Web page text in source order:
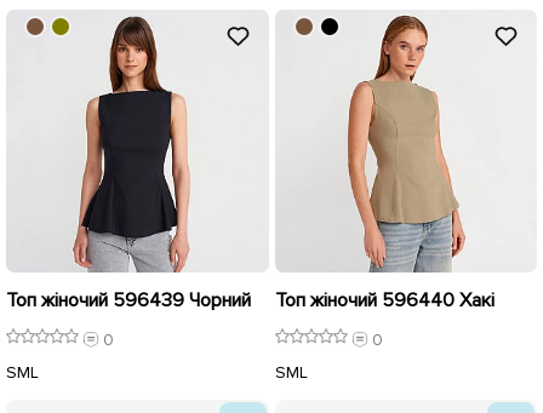
Топ жіночий 596439 Чорний
0
SML
Топ жіночий 596440 Хакі
0
SML